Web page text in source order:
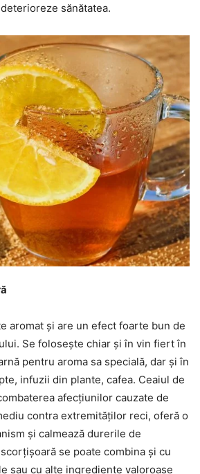
sănătatea.
aromat și are un efect foarte bun de
Se folosește chiar și în vin fiert în
pentru aroma sa specială, dar și în
infuzii din plante, cafea. Ceaiul de
afecțiunilor cauzate de
contra extremităților reci, oferă o
și calmează durerile de
se poate combina și cu
sau cu alte ingrediente valoroase